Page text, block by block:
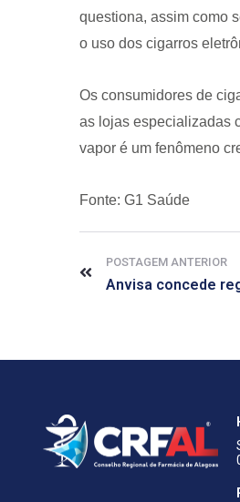
questiona, assim como
o uso dos cigarros
Os consumidores de
as lojas especializadas
vapor é um fenômeno
Fonte: G1 Saúde
POSTAGEM ANTERIOR